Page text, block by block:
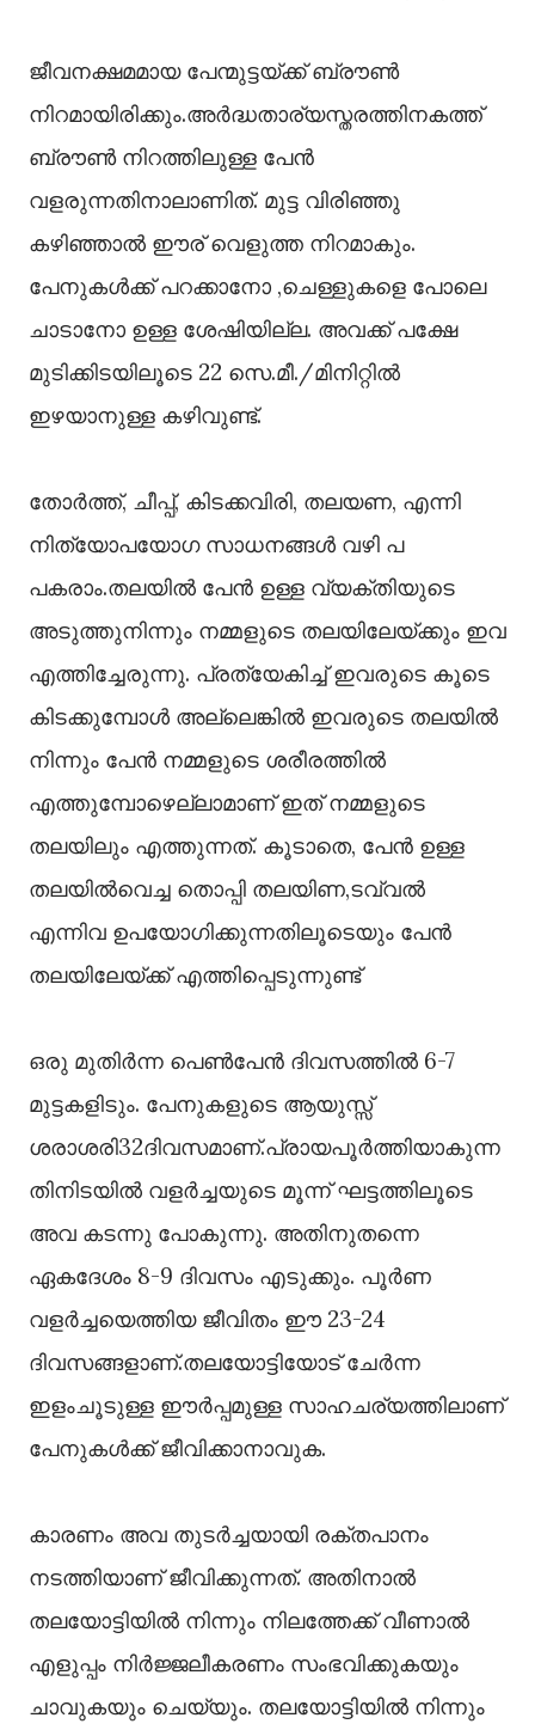
ജീവനക്ഷമമായ പേന്മുട്ടയ്ക്ക് ബ്രൗൺ
നിറമായിരിക്കും.അർദ്ധതാര്യസ്തരത്തിനകത്ത്
ബ്രൗൺ നിറത്തിലുള്ള പേൻ
വളരുന്നതിനാലാണിത്. മുട്ട വിരിഞ്ഞു
കഴിഞ്ഞാൽ ഈര് വെളുത്ത നിറമാകും.
പേനുകൾക്ക് പറക്കാനോ ,ചെള്ളുകളെ പോലെ
ചാടാനോ ഉള്ള ശേഷിയില്ല‌. അവക്ക് പക്ഷേ
മുടിക്കിടയിലൂടെ 22 സെ.മീ./മിനിറ്റിൽ
ഇഴയാനുള്ള കഴിവുണ്ട്.
തോർത്ത്, ചീപ്പ്, കിടക്കവിരി, തലയണ, എന്നി
നിത്യോപയോഗ സാധനങ്ങൾ വഴി പ
പകരാം.തലയിൽ പേൻ ഉള്ള വ്യക്തിയുടെ
അടുത്തുനിന്നും നമ്മളുടെ തലയിലേയ്ക്കും ഇവ
എത്തിച്ചേരുന്നു. പ്രത്യേകിച്ച് ഇവരുടെ കൂടെ
കിടക്കുമ്പോൾ അല്ലെങ്കിൽ ഇവരുടെ തലയിൽ
നിന്നും പേൻ നമ്മളുടെ ശരീരത്തിൽ
എത്തുമ്പോഴെല്ലാമാണ് ഇത് നമ്മളുടെ
തലയിലും എത്തുന്നത്. കൂടാതെ, പേൻ ഉള്ള
തലയിൽവെച്ച തൊപ്പി തലയിണ,ടവ്വൽ
എന്നിവ ഉപയോഗിക്കുന്നതിലൂടെയും പേൻ
തലയിലേയ്ക്ക് എത്തിപ്പെടുന്നുണ്ട്
ഒരു മുതിർന്ന പെൺപേൻ ദിവസത്തിൽ 6-7
മുട്ടകളിടും. പേനുകളുടെ ആയുസ്സ്
ശരാശരി32ദിവസമാണ്.പ്രായപൂർത്തിയാകുന്ന
തിനിടയിൽ വളർച്ചയുടെ മൂന്ന് ഘട്ടത്തിലൂടെ
അവ കടന്നു പോകുന്നു. അതിനുതന്നെ
ഏകദേശം 8-9 ദിവസം എടുക്കും. പൂർണ
വളർച്ചയെത്തിയ ജീവിതം ഈ 23-24
ദിവസങ്ങളാണ്.തലയോട്ടിയോട് ചേർന്ന
ഇളംചൂടുള്ള ഈർപ്പമുള്ള സാഹചര്യത്തിലാണ്
പേനുകൾക്ക് ജീവിക്കാനാവുക.
കാരണം അവ തുടർച്ചയായി രക്തപാനം
നടത്തിയാണ് ജീവിക്കുന്നത്. അതിനാൽ
തലയോട്ടിയിൽ നിന്നും നിലത്തേക്ക് വീണാൽ
എളുപ്പം നിർജ്ജലീകരണം സംഭവിക്കുകയും
ചാവുകയും ചെയ്യും. തലയോട്ടിയിൽ നിന്നും